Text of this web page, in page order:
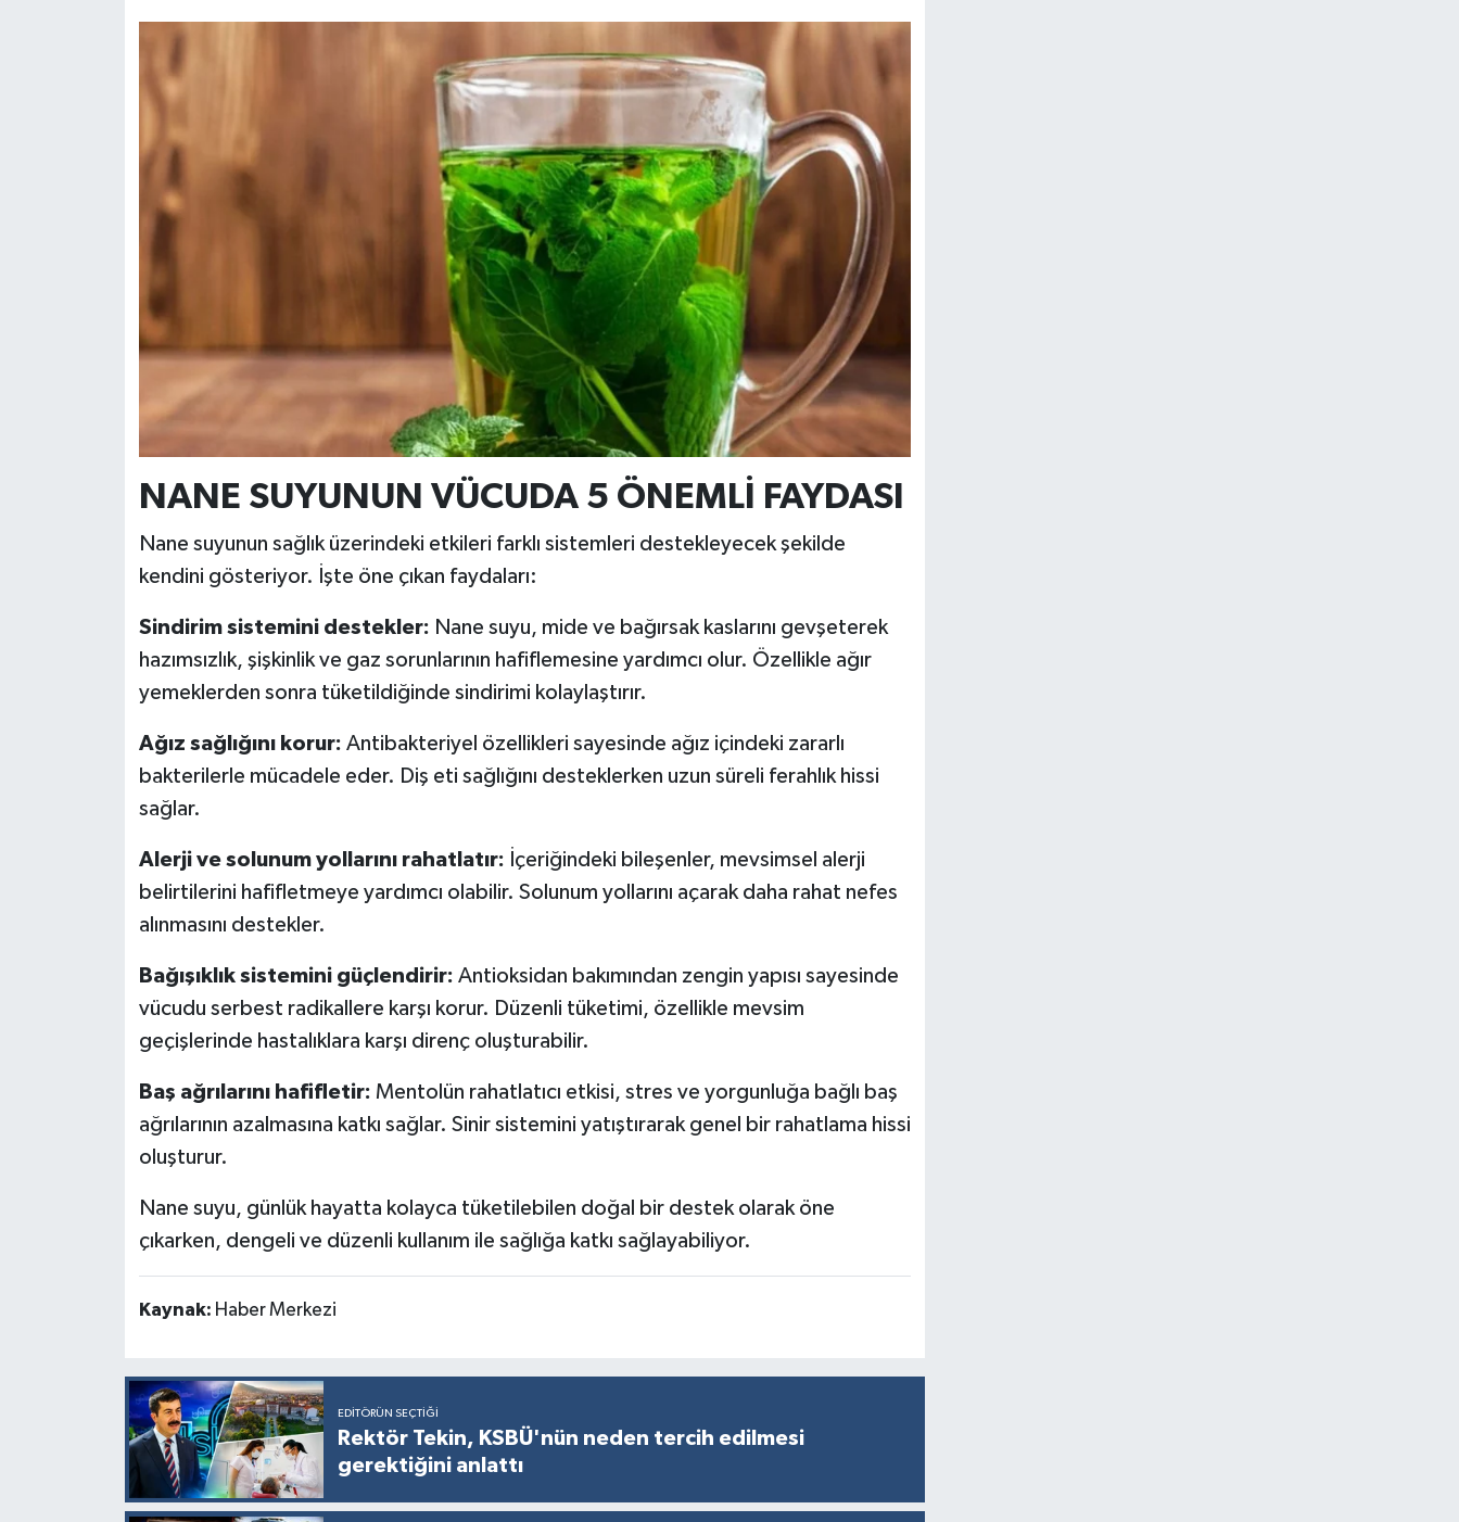
NANE SUYUNUN VÜCUDA 5 ÖNEMLİ FAYDASI
Nane suyunun sağlık üzerindeki etkileri farklı sistemleri destekleyecek şekilde
kendini gösteriyor. İşte öne çıkan faydaları:
Sindirim sistemini destekler: Nane suyu, mide ve bağırsak kaslarını gevşeterek
hazımsızlık, şişkinlik ve gaz sorunlarının hafiflemesine yardımcı olur. Özellikle ağır
yemeklerden sonra tüketildiğinde sindirimi kolaylaştırır.
Ağız sağlığını korur: Antibakteriyel özellikleri sayesinde ağız içindeki zararlı
bakterilerle mücadele eder. Diş eti sağlığını desteklerken uzun süreli ferahlık hissi
sağlar.
Alerji ve solunum yollarını rahatlatır: İçeriğindeki bileşenler, mevsimsel alerji
belirtilerini hafifletmeye yardımcı olabilir. Solunum yollarını açarak daha rahat nefes
alınmasını destekler.
Bağışıklık sistemini güçlendirir: Antioksidan bakımından zengin yapısı sayesinde
vücudu serbest radikallere karşı korur. Düzenli tüketimi, özellikle mevsim
geçişlerinde hastalıklara karşı direnç oluşturabilir.
Baş ağrılarını hafifletir: Mentolün rahatlatıcı etkisi, stres ve yorgunluğa bağlı baş
ağrılarının azalmasına katkı sağlar. Sinir sistemini yatıştırarak genel bir rahatlama hissi
oluşturur.
Nane suyu, günlük hayatta kolayca tüketilebilen doğal bir destek olarak öne
çıkarken, dengeli ve düzenli kullanım ile sağlığa katkı sağlayabiliyor.
Kaynak: Haber Merkezi
EDITÖRÜN SEÇTIĞI
Rektör Tekin, KSBÜ'nün neden tercih edilmesi
gerektiğini anlattı
Rüya Tabirleri
Video Galeri
Yemek Tarifleri